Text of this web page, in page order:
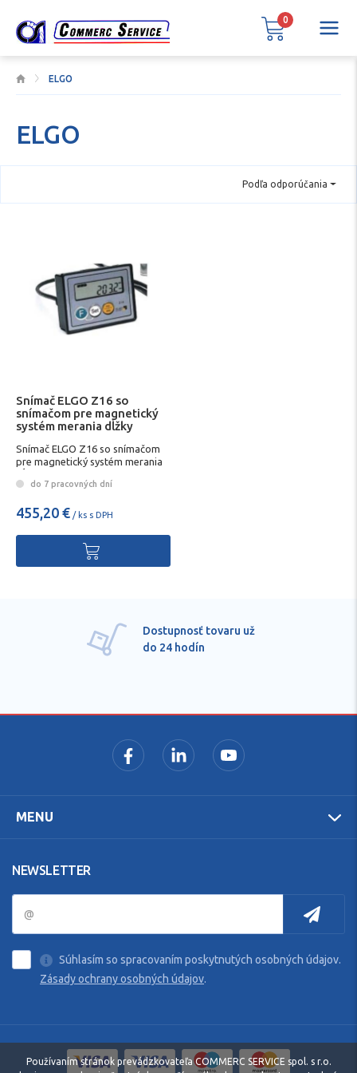
ELGO
ELGO
Podľa odporúčania
Snímač ELGO Z16 so
snímačom pre magnetický
systém merania dĺžky
Snímač ELGO Z16 so snímačom
pre magnetický systém merania
do 7 pracovných dní
455,20 € / ks s DPH
Dostupnosť tovaru už
do 24 hodín
MENU
NEWSLETTER
Súhlasím so spracovaním poskytnutých osobných údajov.
Zásady ochrany osobných údajov.
0
Používaním stránok prevádzkovateľa COMMERC SERVICE spol. s r.o.